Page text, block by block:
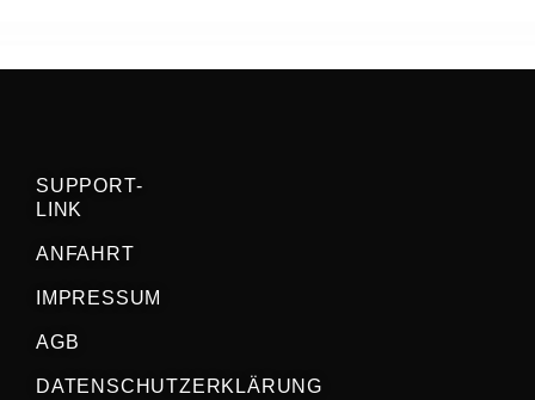
SUPPORT-
LINK
ANFAHRT
IMPRESSUM
AGB
DATENSCHUTZERKLÄRUNG